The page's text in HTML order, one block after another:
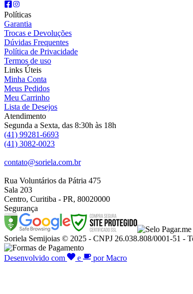
Políticas
Garantia
Trocas e Devoluções
Dúvidas Frequentes
Política de Privacidade
Termos de uso
Links Úteis
Minha Conta
Meus Pedidos
Meu Carrinho
Lista de Desejos
Atendimento
Segunda a Sexta, das 8:30h às 18h
(41) 99281-6693
(41) 3082-0023
contato@soriela.com.br
Rua Voluntários da Pátria 475
Sala 203
Centro, Curitiba - PR, 80020000
Segurança
Soriela Semijoias © 2025 - CNPJ 26.038.808/0001-51 -
Desenvolvido com e por Macro